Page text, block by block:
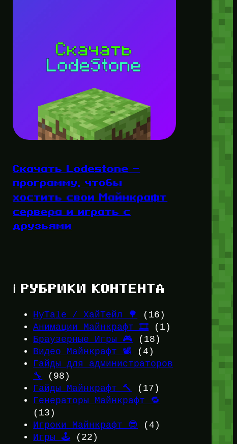
Скачать Lodestone —
программу, чтобы
хостить свои Майнкрафт
сервера и играть с
друзьями
ℹ️ РУБРИКИ КОНТЕНТА
HyTale / ХайТейл 🌳
(16)
Анимации Майнкрафт 🎞️ (1)
Браузерные Игры 🎮 (18)
Видео Майнкрафт 📽️ (4)
Гайды для администраторов
🔧
(98)
Гайды Майнкрафт 🔨
(17)
Генераторы Майнкрафт 🔁
(13)
Игроки Майнкрафт 😎 (4)
Игры 🕹️ (22)